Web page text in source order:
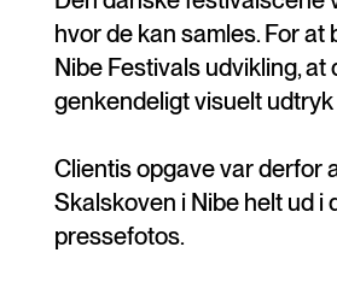
hvor de kan samles. For
Nibe Festivals udvikling,
genkendeligt visuelt
Clientis opgave var derfor
Skalskoven i Nibe helt ud
pressefotos.